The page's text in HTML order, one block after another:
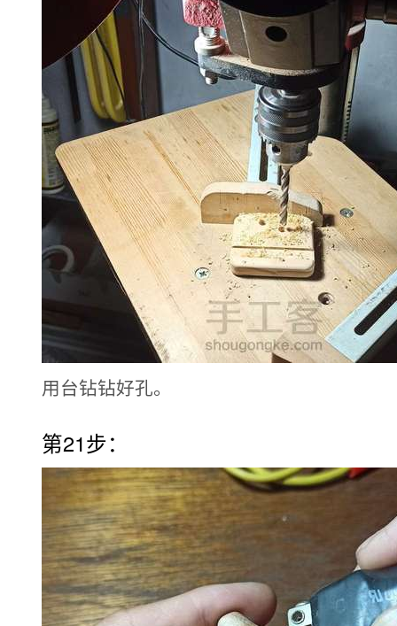
用台钻钻好孔。
第21步：